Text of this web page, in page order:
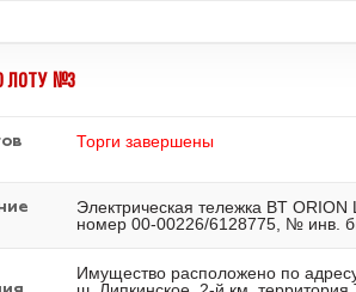
ЛОТУ №3
Торги завершены
Электрическая тележка BT
номер 00-00226/6128775, № инв.
Имущество расположено по